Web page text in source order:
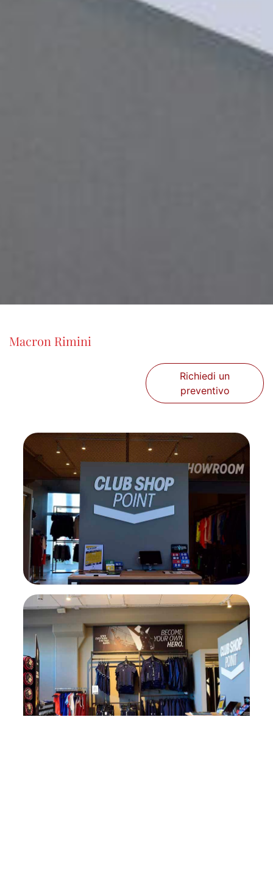
Macron Rimini
Richiedi un
preventivo